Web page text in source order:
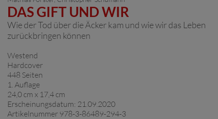
DAS GIFT UND WIR
Wie der Tod über die Äcker kam und wie wir das Leben
zurückbringen können
Westend
Hardcover
448 Seiten
1. Auflage
24,0 cm x 17,4 cm
Erscheinungsdatum: 21.09.2020
Artikelnummer 978-3-86489-294-3